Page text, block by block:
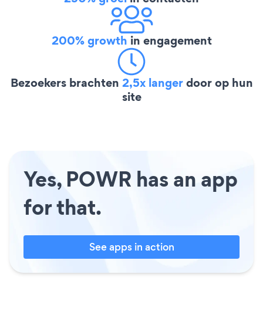
200% growth in engagement
Bezoekers brachten 2,5x langerdoor op hun
site
Yes, POWR has an app
for that.
See apps in action